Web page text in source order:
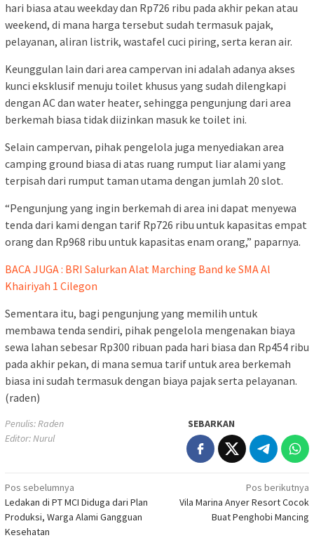
hari biasa atau weekday dan Rp726 ribu pada akhir pekan atau
weekend, di mana harga tersebut sudah termasuk pajak,
pelayanan, aliran listrik, wastafel cuci piring, serta keran air.
Keunggulan lain dari area campervan ini adalah adanya akses
kunci eksklusif menuju toilet khusus yang sudah dilengkapi
dengan AC dan water heater, sehingga pengunjung dari area
berkemah biasa tidak diizinkan masuk ke toilet ini.
Selain campervan, pihak pengelola juga menyediakan area
camping ground biasa di atas ruang rumput liar alami yang
terpisah dari rumput taman utama dengan jumlah 20 slot.
“Pengunjung yang ingin berkemah di area ini dapat menyewa
tenda dari kami dengan tarif Rp726 ribu untuk kapasitas empat
orang dan Rp968 ribu untuk kapasitas enam orang,” paparnya.
BACA JUGA : BRI Salurkan Alat Marching Band ke SMA Al
Khairiyah 1 Cilegon
Sementara itu, bagi pengunjung yang memilih untuk
membawa tenda sendiri, pihak pengelola mengenakan biaya
sewa lahan sebesar Rp300 ribuan pada hari biasa dan Rp454 ribu
pada akhir pekan, di mana semua tarif untuk area berkemah
biasa ini sudah termasuk dengan biaya pajak serta pelayanan.
(raden)
Penulis: Raden
Editor: Nurul
SEBARKAN
Navigasi
pos
Pos sebelumnya
Ledakan di PT MCI Diduga dari Plan
Produksi, Warga Alami Gangguan
Kesehatan
Pos berikutnya
Vila Marina Anyer Resort Cocok
Buat Penghobi Mancing